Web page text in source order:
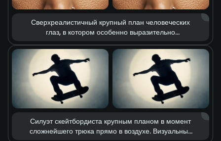
Сверхреалистичный крупный план человеческих
глаз, в котором особенно выразительно
карий, другой золотистый. Камера передаёт
мельчайшие детали — текстуру кожи, поры, едва
заметное дрожание ресниц. Благодаря
драматичной игре света весь спектр глубоких и
сложных эмоций читается в одном только взгляде.
Силуэт скейтбордиста крупным планом в момент
сложнейшего трюка прямо в воздухе. Визуальный